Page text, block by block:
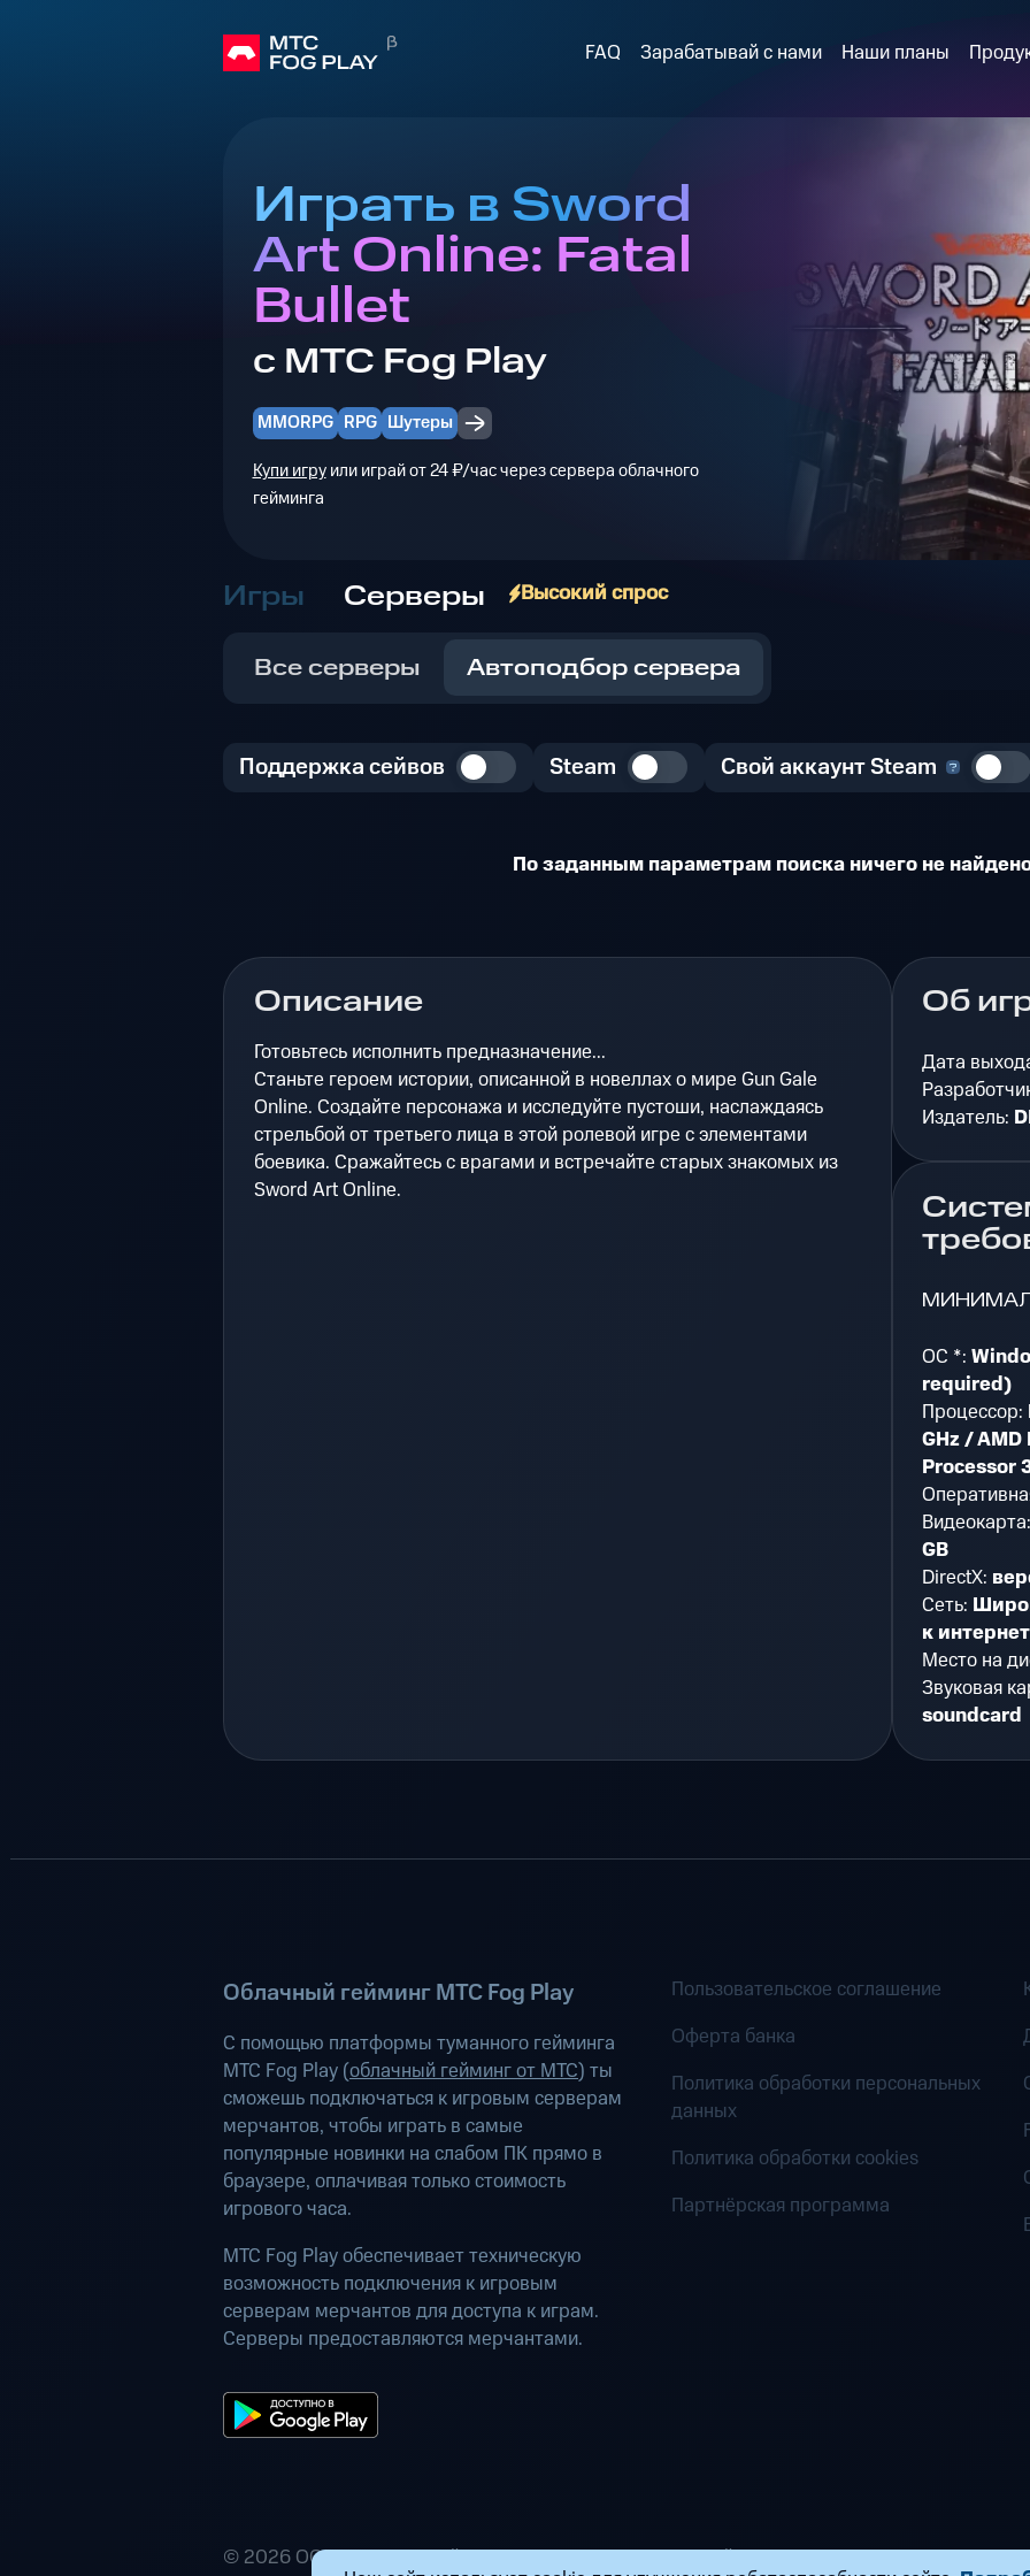
FAQ Зарабатывай с нами Наши планы
Играть в Sword
Art Online: Fatal
Bullet
с МТС Fog Play
MMORPG RPG Шутеры
Купи игруили играй от 24 ₽/час через сервера облачного
гейминга
Игры Серверы Высокий спрос
Все серверы Автоподбор сервера
Поддержка сейвов Steam Свой аккаунт Steam
По заданным параметрам поиска ничего не
Описание
Готовьтесь исполнить предназначение...
Станьте героем истории, описанной в новеллах о мире Gun Gale
Online. Создайте персонажа и исследуйте пустоши, наслаждаясь
стрельбой от третьего лица в этой ролевой игре с элементами
боевика. Сражайтесь с врагами и встречайте старых знакомых из
Sword Art Online.
Об
Дата
Издатель:
ОС *:
required)
Процессор:
GHz /
Processor
GB
DirectX:
Сеть:
к
Место на
Звуковая
soundcard
Облачный гейминг МТС Fog Play
С помощью платформы туманного гейминга
МТС Fog Play (облачный гейминг от МТС) ты
сможешь подключаться к игровым серверам
мерчантов, чтобы играть в самые
популярные новинки на слабом ПК прямо в
браузере, оплачивая только стоимость
игрового часа.
МТС Fog Play обеспечивает техническую
возможность подключения к игровым
серверам мерчантов для доступа к играм.
Серверы предоставляются мерчантами.
Пользовательское соглашение
Оферта банка
Политика обработки персональных
данных
Политика обработки cookies
Партнёрская программа
© 2026 ООО «Маркетплейс распределенных вычислений». Все права защищены